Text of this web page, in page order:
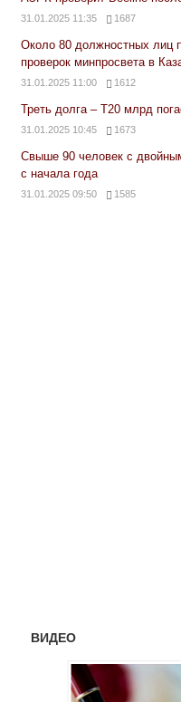
31.01.2025 11:35 1687
Около 80 должностных лиц
проверок минпросвета в
31.01.2025 11:00 1612
Треть долга – Т20 млрд
31.01.2025 10:45 1673
Свыше 90 человек с
с начала года
31.01.2025 09:50 1585
ВИДЕО